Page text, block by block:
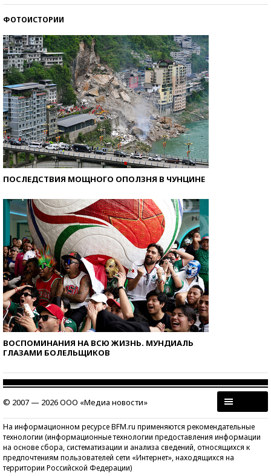
ФОТОИСТОРИИ
ПОСЛЕДСТВИЯ МОЩНОГО ОПОЛЗНЯ В ЧУНЦИНЕ
ВОСПОМИНАНИЯ НА ВСЮ ЖИЗНЬ. МУНДИАЛЬ
ГЛАЗАМИ БОЛЕЛЬЩИКОВ
© 2007 — 2026 ООО «Медиа новости»
На информационном ресурсе BFM.ru применяются рекомендательные
технологии (информационные технологии предоставления информации
на основе сбора, систематизации и анализа сведений, относящихся к
предпочтениям пользователей сети «Интернет», находящихся на
территории Российской Федерации)